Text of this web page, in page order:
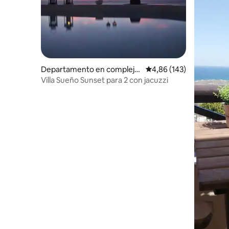
Departamento en complejo
residencial en Paros
Calificación promedio:
4,86 (143)
Villa Sueño Sunset para 2 con jacuzzi